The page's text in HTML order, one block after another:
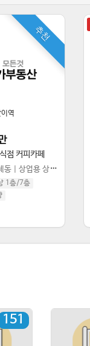
추천
역
점 커피카페
동 상업용 상가점포
1층/7층
151